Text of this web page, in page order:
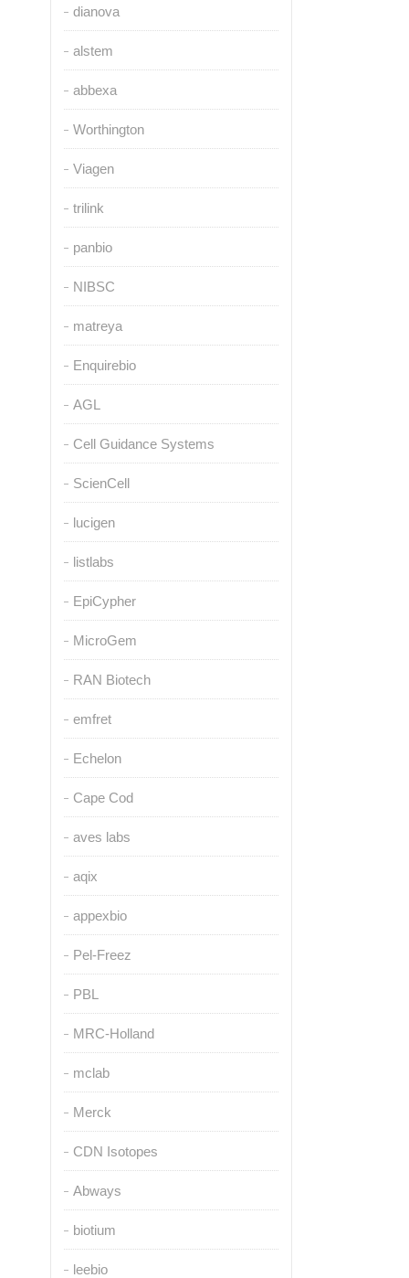
dianova
alstem
abbexa
Worthington
Viagen
trilink
panbio
NIBSC
matreya
Enquirebio
AGL
Cell Guidance Systems
ScienCell
lucigen
listlabs
EpiCypher
MicroGem
RAN Biotech
emfret
Echelon
Cape Cod
aves labs
aqix
appexbio
Pel-Freez
PBL
MRC-Holland
mclab
Merck
CDN Isotopes
Abways
biotium
leebio